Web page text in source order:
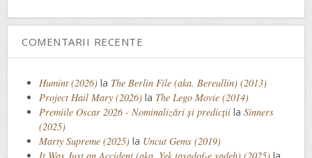
COMENTARII RECENTE
Humint (2026) la The Berlin File (aka. Bereullin) (2013)
Project Hail Mary (2026) la The Lego Movie (2014)
Premiile Oscar 2026 - Nominalizări și predicții la Sinners
(2025)
Marty Supreme (2025) la Uncut Gems (2019)